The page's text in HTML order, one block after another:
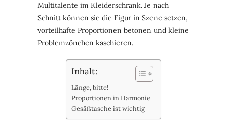
Multitalente im Kleiderschrank. Je nach
Schnitt können sie die Figur in Szene setzen,
vorteilhafte Proportionen betonen und kleine
Problemzönchen kaschieren.
Inhalt:
Länge, bitte!
Proportionen in Harmonie
Gesäßtasche ist wichtig